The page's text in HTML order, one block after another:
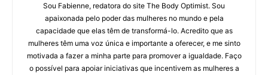
Sou Fabienne, redatora do site The Body Optimist. Sou
apaixonada pelo poder das mulheres no mundo e pela
capacidade que elas têm de transformá-lo. Acredito que as
mulheres têm uma voz única e importante a oferecer, e me sinto
motivada a fazer a minha parte para promover a igualdade. Faço
o possível para apoiar iniciativas que incentivem as mulheres a